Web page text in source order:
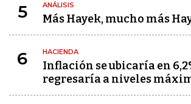
5 ANÁLISIS
Más Hayek, mucho más
6 HACIENDA
Inflación se ubicaría en
regresaría a niveles